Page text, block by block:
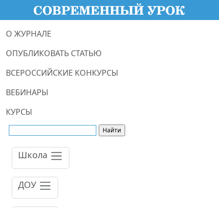
О ЖУРНАЛЕ
ОПУБЛИКОВАТЬ СТАТЬЮ
ВСЕРОССИЙСКИЕ КОНКУРСЫ
ВЕБИНАРЫ
КУРСЫ
Школа
ДОУ